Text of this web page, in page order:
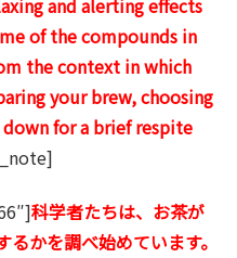
and alerting effects
of the compounds in
the context in which
your brew, choosing
for a brief respite
科学者たちは、お茶が
かを調べ始めています。